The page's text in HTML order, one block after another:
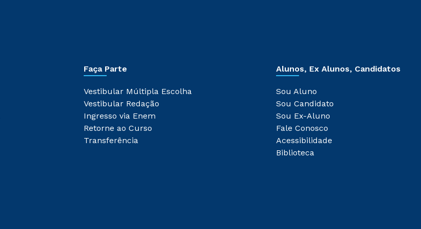
Faça Parte
Vestibular Múltipla Escolha
Vestibular Redação
Ingresso via Enem
Retorne ao Curso
Transferência
Alunos, Ex Alunos, Candidatos
Sou Aluno
Sou Candidato
Sou Ex-Aluno
Fale Conosco
Acessibilidade
Biblioteca